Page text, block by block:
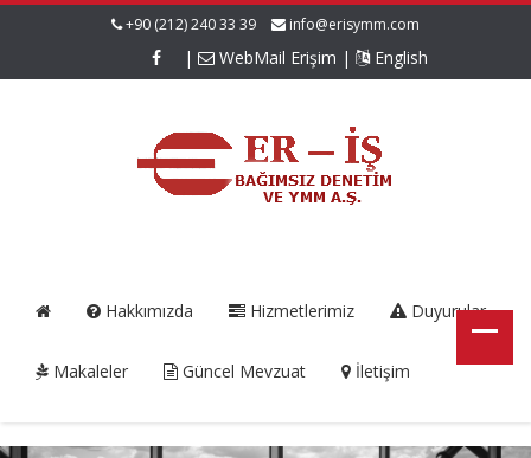
+90 (212) 240 33 39 info@erisymm.com
| WebMail Erişim | English
Hakkımızda Hizmetlerimiz Duyurular
Makaleler Güncel Mevzuat İletişim